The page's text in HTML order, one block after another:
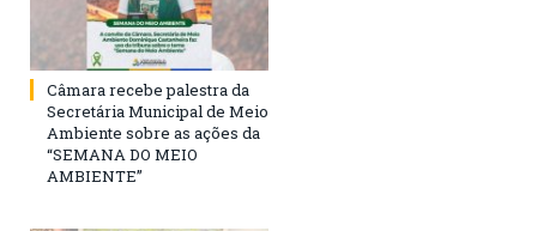
Câmara recebe palestra da
Secretária Municipal de Meio
Ambiente sobre as ações da
“SEMANA DO MEIO
AMBIENTE”